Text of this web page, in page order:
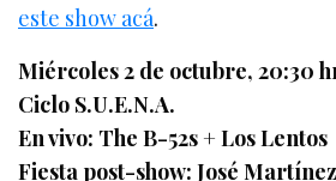
este show acá.
Miércoles 2 de octubre, 20:30
Ciclo S.U.E.N.A.
En vivo: The B-52s + Los Lentos
Fiesta post-show: José